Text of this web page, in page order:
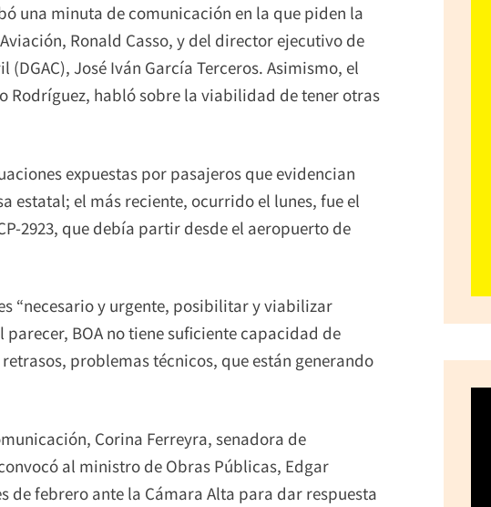
una minuta de comunicación en la que piden la
Ronald Casso, y del director ejecutivo de
José Iván García Terceros. Asimismo, el
Rodríguez, habló sobre la viabilidad de tener otras
expuestas por pasajeros que evidencian
estatal; el más reciente, ocurrido el lunes, fue el
2923, que debía partir desde el aeropuerto de
“necesario y urgente, posibilitar y viabilizar
parecer, BOA no tiene suficiente capacidad de
problemas técnicos, que están generando
Corina Ferreyra, senadora de
al ministro de Obras Públicas, Edgar
de febrero ante la Cámara Alta para dar respuesta